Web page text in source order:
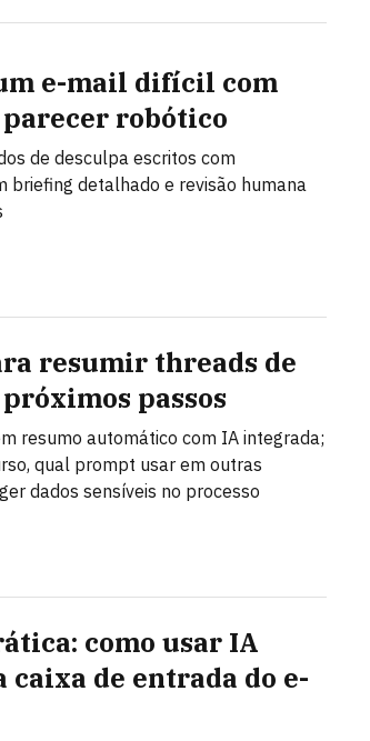
e-mail difícil com
robótico
de desculpa escritos com
briefing detalhado e revisão humana
resumir threads de
passos
resumo automático com IA integrada;
qual prompt usar em outras
dados sensíveis no processo
como usar IA
caixa de entrada do e-